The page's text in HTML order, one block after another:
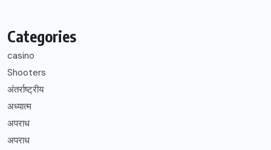
Categories
casino
Shooters
अंतर्राष्ट्रीय
अध्यात्म
अपराध
अपराध